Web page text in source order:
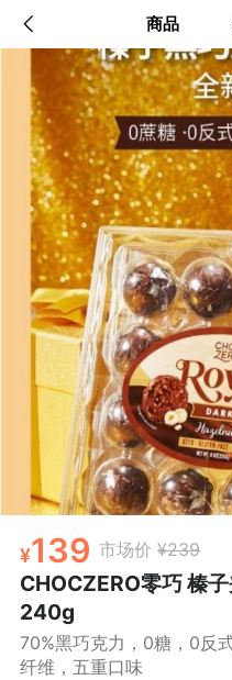
商品
139 市场价 ¥239
CHOCZERO零巧 榛
240g
70%黑巧克力，0糖，0反
纤维，五重口味
全国（港澳台地区、黑
疆、青海暂不发货 ）
该地